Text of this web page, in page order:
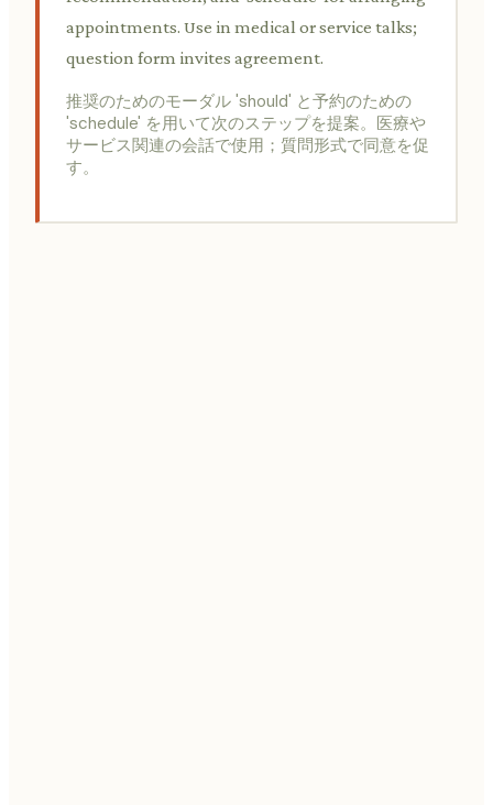
appointments. Use in medical or service talks;
question form invites agreement.
推奨のためのモーダル 'should' と予約のための
'schedule' を用いて次のステップを提案。医療や
サービス関連の会話で使用；質問形式で同意を促
す。